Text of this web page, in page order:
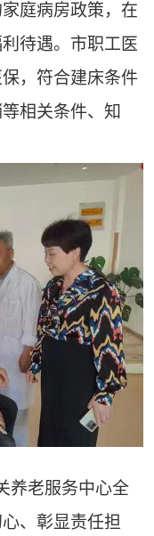
庭病房政策，在
待遇。市职工医
，符合建床条件
相关条件、知
养老服务中心全
、彰显责任担